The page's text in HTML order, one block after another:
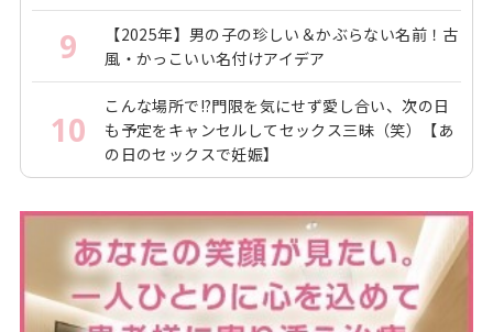
9
【2025年】男の子の珍しい＆かぶらない名前！古
風・かっこいい名付けアイデア
10
こんな場所で!?門限を気にせず愛し合い、次の日
も予定をキャンセルしてセックス三昧（笑）【あ
の日のセックスで妊娠】